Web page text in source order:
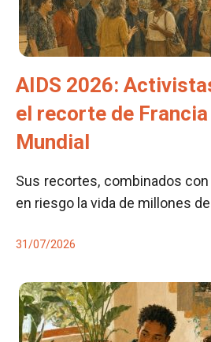
AIDS 2026:
el recorte de
Mundial
Sus recortes, combinados con
en riesgo la vida de millones
31/07/2026